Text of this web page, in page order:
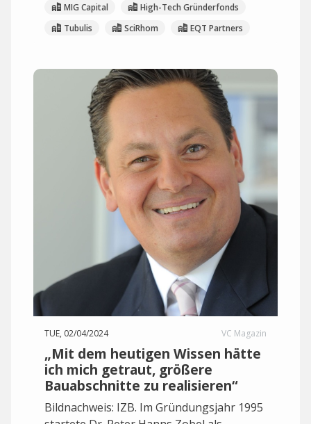
MIG Capital
High-Tech Gründerfonds
Tubulis
SciRhom EQT Partners
TUE, 02/04/2024 VC Magazin
„Mit dem heutigen Wissen hätte
ich mich getraut, größere
Bauabschnitte zu realisieren“
Bildnachweis: IZB. Im Gründungsjahr 1995